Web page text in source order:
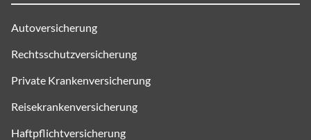
Autoversicherung
Rechtsschutzversicherung
Private Krankenversicherung
Reisekrankenversicherung
Haftpflichtversicherung